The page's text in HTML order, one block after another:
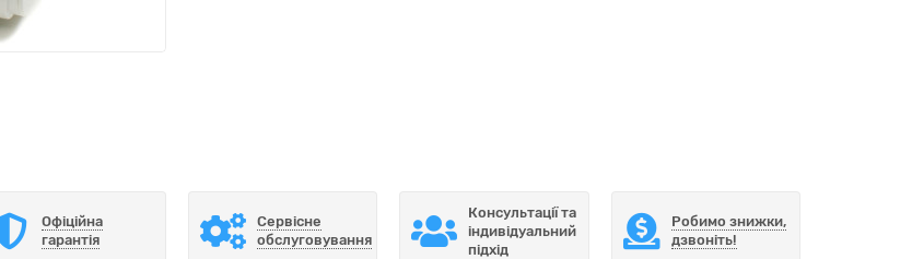
Офіційна
гарантія
Сервісне
обслуговування
Консультації та
індивідуальний
підхід
Робимо знижки,
дзвоніть!